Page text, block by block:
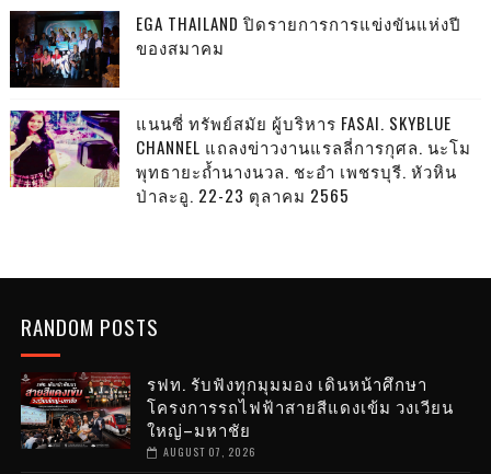
EGA THAILAND ปิดรายการการแข่งขันแห่งปี
ของสมาคม
แนนซี่ ทรัพย์สมัย ผู้บริหาร FASAI. SKYBLUE
CHANNEL แถลงข่าวงานแรลลี่การกุศล. นะโม
พุทธายะถ้ำนางนวล. ชะอำ เพชรบุรี. หัวหิน
ป่าละอู. 22-23 ตุลาคม 2565
RANDOM POSTS
รฟท. รับฟังทุกมุมมอง เดินหน้าศึกษา
โครงการรถไฟฟ้าสายสีแดงเข้ม วงเวียน
ใหญ่–มหาชัย
AUGUST 07, 2026